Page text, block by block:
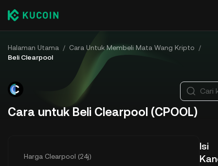
Halaman Utama / Cara Untuk Membeli Mata Wang Kripto
/
Beli Clearpool
Cara untuk Beli Clearpool (CPOOL)
Harga Clearpool (24j)
Cari
Isi